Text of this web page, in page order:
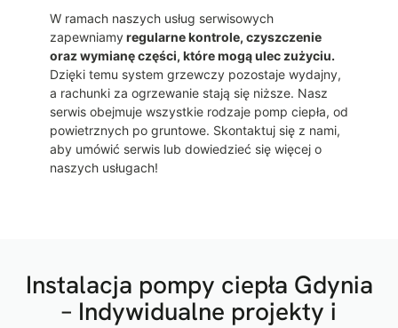
W ramach naszych usług serwisowych
zapewniamyregularne kontrole, czyszczenie
oraz wymianę części, które mogą ulec zużyciu.
Dzięki temu system grzewczy pozostaje wydajny,
a rachunki za ogrzewanie stają się niższe. Nasz
serwis obejmuje wszystkie rodzaje pomp ciepła, od
powietrznych po gruntowe. Skontaktuj się z nami,
aby umówić serwis lub dowiedzieć się więcej o
naszych usługach!
Instalacja pompy ciepła Gdynia
– Indywidualne projekty i